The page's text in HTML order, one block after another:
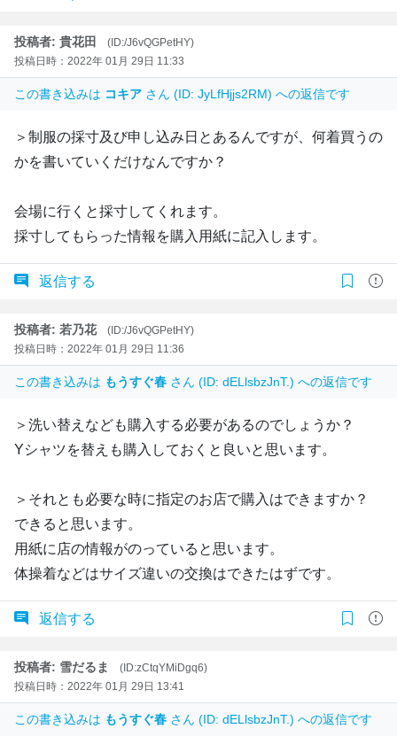
投稿者: 貴花田
(ID:/J6vQGPetHY)
投稿日時：2022年 01月 29日 11:33
この書き込みは コキア さん (ID: JyLfHjjs2RM) への返信です
＞制服の採寸及び申し込み日とあるんですが、何着買うの
かを書いていくだけなんですか？
会場に行くと採寸してくれます。
採寸してもらった情報を購入用紙に記入します。
返信する
投稿者: 若乃花
(ID:/J6vQGPetHY)
投稿日時：2022年 01月 29日 11:36
この書き込みは もうすぐ春 さん (ID: dELlsbzJnT.) への返信です
＞洗い替えなども購入する必要があるのでしょうか？
Yシャツを替えも購入しておくと良いと思います。
＞それとも必要な時に指定のお店で購入はできますか？
できると思います。
用紙に店の情報がのっていると思います。
体操着などはサイズ違いの交換はできたはずです。
返信する
投稿者: 雪だるま
(ID:zCtqYMiDgq6)
投稿日時：2022年 01月 29日 13:41
この書き込みは もうすぐ春 さん (ID: dELlsbzJnT.) への返信です